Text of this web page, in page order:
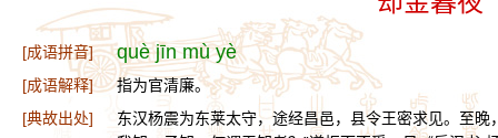
[成语拼音] què jīn mù yè
[成语解释]
指为官清廉。
[典故出处]
东汉杨震为东莱太守，途经昌邑，县令王密求见。至晚